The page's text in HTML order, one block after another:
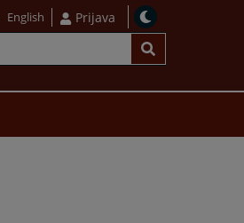
English Prijava